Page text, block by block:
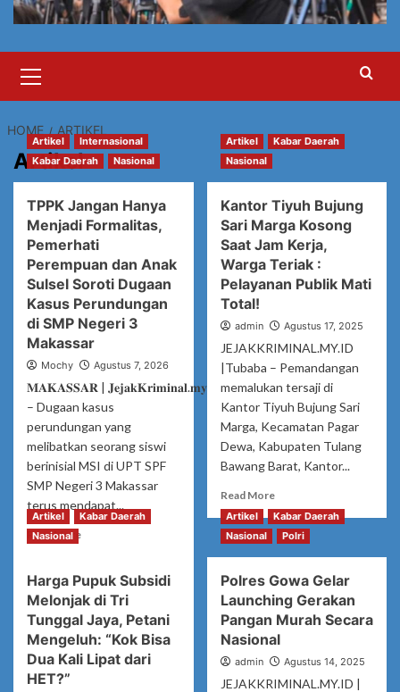
Menu
HOME ARTIKEL
Artikel
Artikel
Internasional
Kabar Daerah
Nasional
TPPK Jangan Hanya
Menjadi Formalitas,
Pemerhati
Perempuan dan Anak
Sulsel Soroti Dugaan
Kasus Perundungan
di SMP Negeri 3
Makassar
Mochy Agustus 7, 2026
𝐌𝐀𝐊𝐀𝐒𝐒𝐀𝐑 | 𝐉𝐞𝐣𝐚𝐤𝐊𝐫𝐢𝐦𝐢𝐧𝐚𝐥.𝐦𝐲.𝐢𝐝
– Dugaan kasus
perundungan yang
melibatkan seorang siswi
berinisial MSI di UPT SPF
SMP Negeri 3 Makassar
terus mendapat...
Read MoreRead
TPPK
Jangan
Hanya
Menjadi
Formalitas,
Pemerhati
Artikel
Kabar Daerah
Nasional
Kantor Tiyuh Bujung
Sari Marga Kosong
Saat Jam Kerja,
Warga Teriak :
Pelayanan Publik Mati
Total!
admin Agustus 17, 2025
JEJAKKRIMINAL.MY.ID
|Tubaba – Pemandangan
memalukan tersaji di
Kantor Tiyuh Bujung Sari
Marga, Kecamatan Pagar
Dewa, Kabupaten Tulang
Bawang Barat, Kantor...
Read MoreRead
more
about
Kantor
Tiyuh
Bujung
Sari
Marga
Kosong
Saat
Jam
Kerja,
Artikel
Kabar Daerah
Nasional
Harga Pupuk Subsidi
Melonjak di Tri
Tunggal Jaya, Petani
Mengeluh: “Kok Bisa
Dua Kali Lipat dari
HET?”
Artikel
Kabar Daerah
Nasional
Polri
Polres Gowa Gelar
Launching Gerakan
Pangan Murah Secara
Nasional
admin Agustus 14, 2025
JEJAKKRIMINAL.MY.ID |